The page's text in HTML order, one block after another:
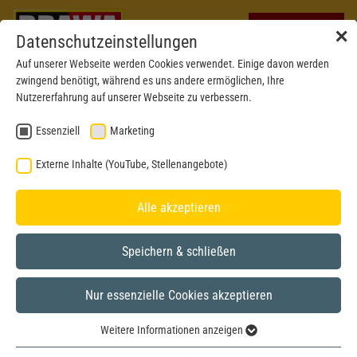
✕
Datenschutzeinstellungen
Auf unserer Webseite werden Cookies verwendet. Einige davon werden
zwingend benötigt, während es uns andere ermöglichen, Ihre
Nutzererfahrung auf unserer Webseite zu verbessern.
Essenziell Marketing
Externe Inhalte (YouTube, Stellenangebote)
Alle akzeptieren
Speichern & schließen
Nur essenzielle Cookies akzeptieren
Weitere Informationen anzeigen